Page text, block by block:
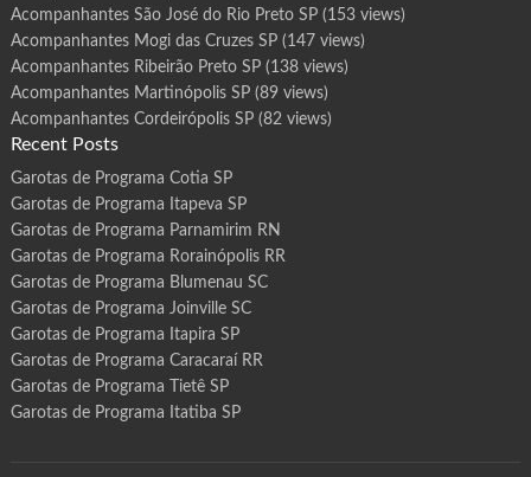
Acompanhantes São José do Rio Preto SP(153 views)
Acompanhantes Mogi das Cruzes SP(147 views)
Acompanhantes Ribeirão Preto SP(138 views)
Acompanhantes Martinópolis SP(89 views)
Acompanhantes Cordeirópolis SP(82 views)
Recent Posts
Garotas de Programa Cotia SP
Garotas de Programa Itapeva SP
Garotas de Programa Parnamirim RN
Garotas de Programa Rorainópolis RR
Garotas de Programa Blumenau SC
Garotas de Programa Joinville SC
Garotas de Programa Itapira SP
Garotas de Programa Caracaraí RR
Garotas de Programa Tietê SP
Garotas de Programa Itatiba SP